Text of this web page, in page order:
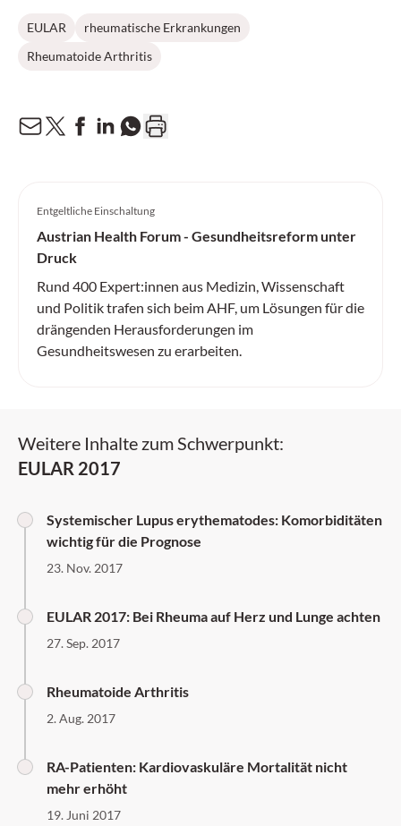
EULAR
rheumatische Erkrankungen
Rheumatoide Arthritis
Entgeltliche Einschaltung
Austrian Health Forum - Gesundheitsreform unter
Druck
Rund 400 Expert:innen aus Medizin, Wissenschaft
und Politik trafen sich beim AHF, um Lösungen für die
drängenden Herausforderungen im
Gesundheitswesen zu erarbeiten.
Weitere Inhalte zum Schwerpunkt:
EULAR 2017
Systemischer Lupus erythematodes: Komorbiditäten
wichtig für die Prognose
23. Nov. 2017
EULAR 2017: Bei Rheuma auf Herz und Lunge achten
27. Sep. 2017
Rheumatoide Arthritis
2. Aug. 2017
RA-Patienten: Kardiovaskuläre Mortalität nicht
mehr erhöht
19. Juni 2017